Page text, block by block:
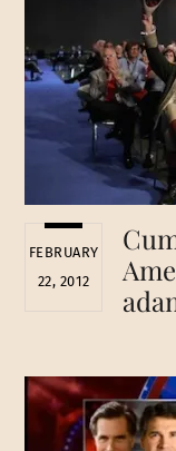
FEBRUARY
22, 2012